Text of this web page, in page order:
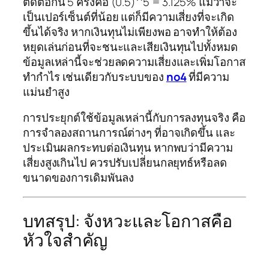
เป็นเปอร์เซ็นต์ที่น้อย แต่ก็มีความเสี่ยงที่จะเกิด
ขึ้นได้จริง หากเงินทุนไม่เพียงพอ อาจทำให้ต้อง
หยุดเล่นก่อนที่จะชนะและเสียเงินทุนไปทั้งหมด
ข้อมูลเหล่านี้จะช่วยลดความเสี่ยงและเพิ่มโอกาส
ทำกำไร เช่นเดียวกับระบบของ no4ที่มีความ
แม่นยำสูง
การประยุกต์ใช้ข้อมูลเหล่านี้กับการลงทุนจริง คือ
การจำลองสถานการณ์ต่างๆ ที่อาจเกิดขึ้น และ
ประเมินผลกระทบต่อเงินทุน หากพบว่ามีความ
เสี่ยงสูงเกินไป ควรปรับเปลี่ยนกลยุทธ์หรือลด
ขนาดของการเดิมพันลง
บทสรุป: จังหวะและโอกาสคือ
หัวใจสำคัญ